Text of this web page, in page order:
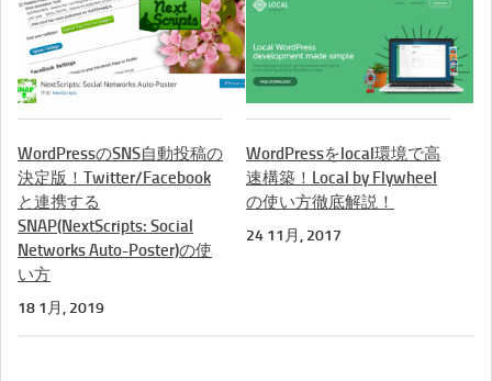
WordPressのSNS自動投稿の
決定版！Twitter/Facebook
と連携する
SNAP(NextScripts: Social
Networks Auto-Poster)の使
い方
18 1月, 2019
WordPressをlocal環境で高
速構築！Local by Flywheel
の使い方徹底解説！
24 11月, 2017